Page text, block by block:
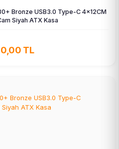
Bronze USB3.0 Type-C 4×12CM
Siyah ATX Kasa
TL